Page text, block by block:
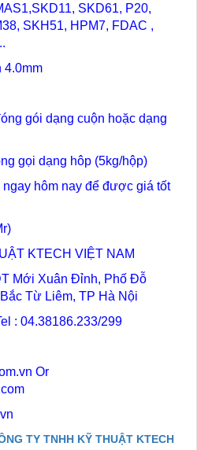
SKD61, P20,
SKH51, HPM7, FDAC ,
4.0mm
gói dạng cuộn hoặc dạng
gọi dạng hôp (5kg/hộp)
hôm nay để được giá tốt
KTECH VIỆT NAM
Mới Xuân Đỉnh, Phố Đỗ
Từ Liêm, TP Hà Nội
: 04.38186.233/299
Or
TY TNHH KỸ THUẬT KTECH